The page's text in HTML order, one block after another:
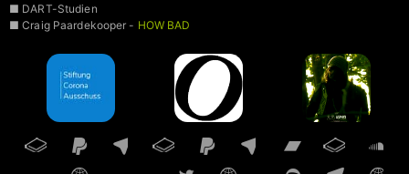
■ DART-Studien
■ Craig Paardekooper - HOW BAD
■ VAIDS